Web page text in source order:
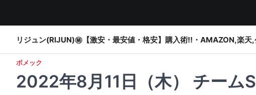
リジュン(RIJUN)㊙【激安・最安値・格安】購入術!!・AMAZON,楽
ボメック
2022年8月11日（木） チーム